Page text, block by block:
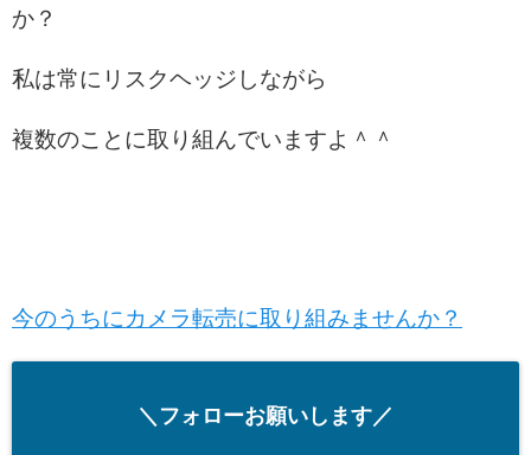
か？
私は常にリスクヘッジしながら
複数のことに取り組んでいますよ＾＾
今のうちにカメラ転売に取り組みませんか？
＼フォローお願いします／